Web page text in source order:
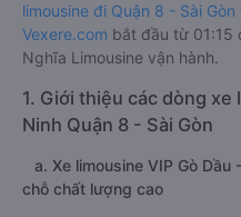
limousine đi Quận 8 - Sài
Vexere.com bắt đầu từ 01:15
Nghĩa Limousine vận hành.
1. Giới thiệu các dòng xe
Ninh Quận 8 - Sài Gòn
a. Xe limousine VIP Gò Dầu
chỗ chất lượng cao